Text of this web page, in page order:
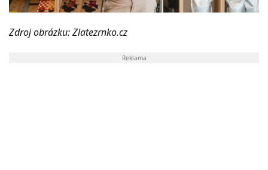
Zdroj obrázku: Zlatezrnko.cz
Reklama